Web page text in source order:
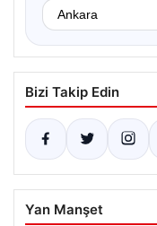
Bizi Takip Edin
Yan Manşet